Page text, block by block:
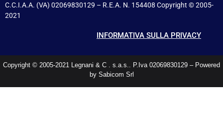
C.C.I.A.A. (VA) 02069830129 – R.E.A. N. 154408 Copyright © 2005-
2021
INFORMATIVA SULLA PRIVACY
Copyright © 2005-2021 Legnani & C . s.a.s.. P.Iva 02069830129 – Powered
by Sabicom Srl